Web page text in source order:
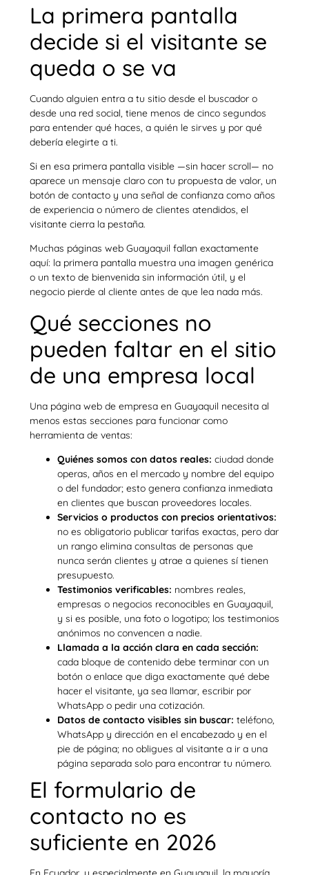
La primera pantalla
decide si el visitante se
queda o se va
Cuando alguien entra a tu sitio desde el buscador o
desde una red social, tiene menos de cinco segundos
para entender qué haces, a quién le sirves y por qué
debería elegirte a ti.
Si en esa primera pantalla visible —sin hacer scroll— no
aparece un mensaje claro con tu propuesta de valor, un
botón de contacto y una señal de confianza como años
de experiencia o número de clientes atendidos, el
visitante cierra la pestaña.
Muchas páginas web Guayaquil fallan exactamente
aquí: la primera pantalla muestra una imagen genérica
o un texto de bienvenida sin información útil, y el
negocio pierde al cliente antes de que lea nada más.
Qué secciones no
pueden faltar en el sitio
de una empresa local
Una página web de empresa en Guayaquil necesita al
menos estas secciones para funcionar como
herramienta de ventas:
Quiénes somos con datos reales: ciudad donde
operas, años en el mercado y nombre del equipo
o del fundador; esto genera confianza inmediata
en clientes que buscan proveedores locales.
Servicios o productos con precios orientativos:
no es obligatorio publicar tarifas exactas, pero dar
un rango elimina consultas de personas que
nunca serán clientes y atrae a quienes sí tienen
presupuesto.
Testimonios verificables: nombres reales,
empresas o negocios reconocibles en Guayaquil,
y si es posible, una foto o logotipo; los testimonios
anónimos no convencen a nadie.
Llamada a la acción clara en cada sección:
cada bloque de contenido debe terminar con un
botón o enlace que diga exactamente qué debe
hacer el visitante, ya sea llamar, escribir por
WhatsApp o pedir una cotización.
Datos de contacto visibles sin buscar: teléfono,
WhatsApp y dirección en el encabezado y en el
pie de página; no obligues al visitante a ir a una
página separada solo para encontrar tu número.
El formulario de
contacto no es
suficiente en 2026